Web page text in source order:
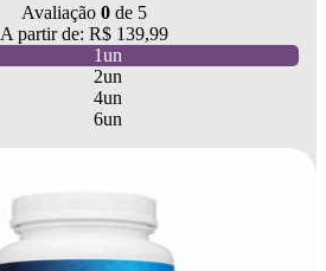
Avaliação 0 de 5
A partir de: R$ 139,99
1un
2un
4un
6un